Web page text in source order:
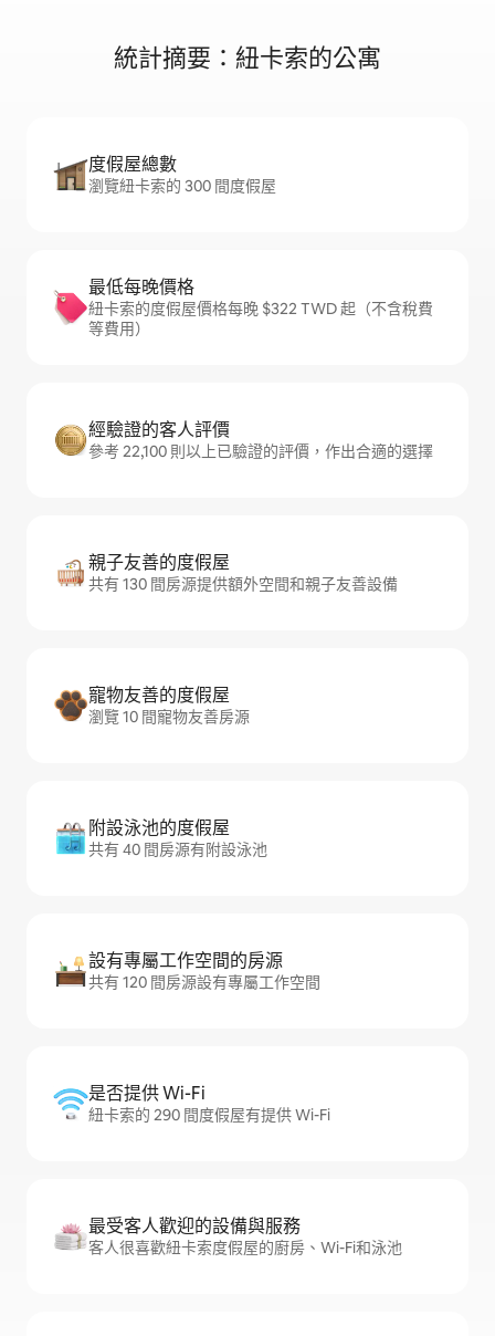
統計摘要：紐卡索的公寓
度假屋總數
瀏覽紐卡索的 300 間度假屋
最低每晚價格
紐卡索的度假屋價格每晚 $322 TWD 起（不含稅費
等費用）
經驗證的客人評價
參考 22,100 則以上已驗證的評價，作出合適的選擇
親子友善的度假屋
共有 130 間房源提供額外空間和親子友善設備
寵物友善的度假屋
瀏覽 10 間寵物友善房源
附設泳池的度假屋
共有 40 間房源有附設泳池
設有專屬工作空間的房源
共有 120 間房源設有專屬工作空間
是否提供 Wi-Fi
紐卡索的 290 間度假屋有提供 Wi-Fi
最受客人歡迎的設備與服務
客人很喜歡紐卡索度假屋的廚房、Wi-Fi和泳池